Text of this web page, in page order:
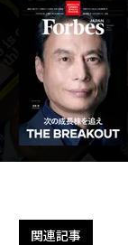
関連記事